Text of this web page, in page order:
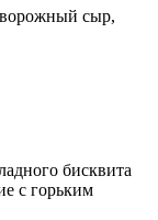
сыр,
бисквита
с горьким